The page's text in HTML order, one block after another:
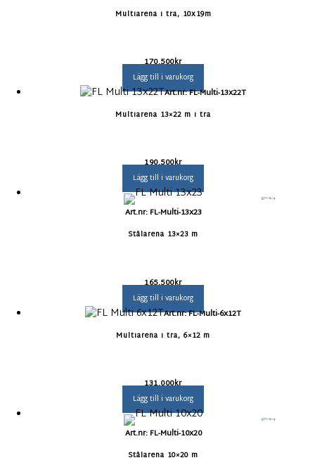
Multiarena i trä, 10x19m
170.500kr
Lägg till i varukorg
Art.nr: FL-Multi-13x22T
Multiarena 13×22 m i trä
190.500kr
Lägg till i varukorg
Art.nr: FL-Multi-13x23
Stålarena 13×23 m
165.500kr
Lägg till i varukorg
Art.nr: FL-Multi-6x12T
Multiarena i trä, 6×12 m
131.000kr
Lägg till i varukorg
Art.nr: FL-Multi-10x20
Stålarena 10×20 m